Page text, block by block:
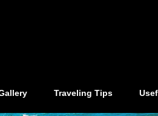
Traveling Tips